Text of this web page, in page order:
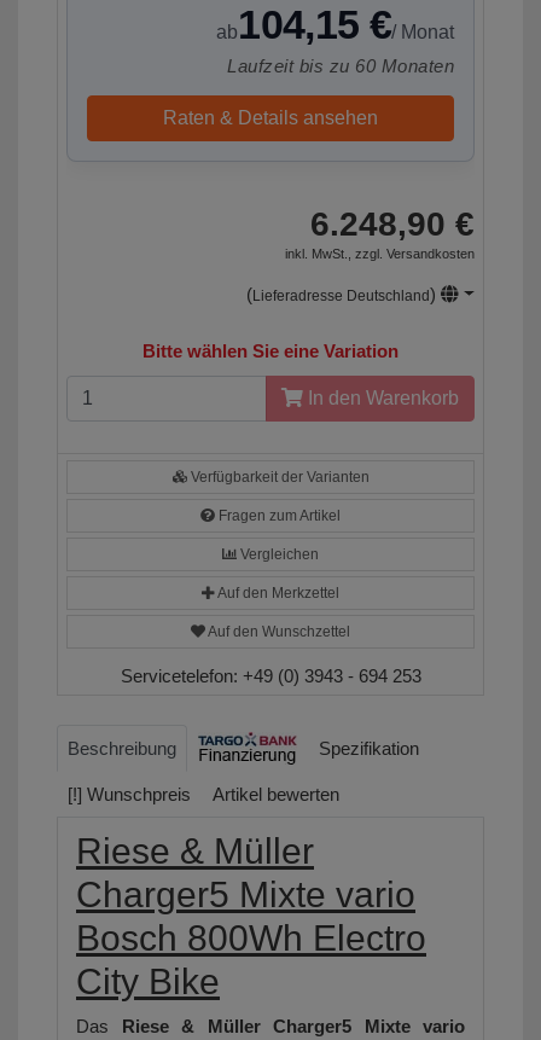
ab104,15 €/ Monat
Laufzeit bis zu 60 Monaten
Raten & Details ansehen
6.248,90 €
inkl. MwSt., zzgl. Versandkosten
(Lieferadresse Deutschland)
Bitte wählen Sie eine Variation
In den Warenkorb
Verfügbarkeit der Varianten
Fragen zum Artikel
Vergleichen
Auf den Merkzettel
Auf den Wunschzettel
Servicetelefon: +49 (0) 3943 - 694 253
Beschreibung Spezifikation
[!] Wunschpreis Artikel bewerten
Riese & Müller
Charger5 Mixte vario
Bosch 800Wh Electro
City Bike
Das Riese & Müller Charger5 Mixte vario